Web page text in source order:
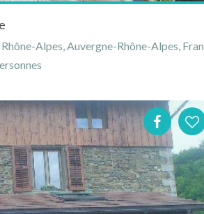
Alpes, Auvergne-Rhône-Alpes, France